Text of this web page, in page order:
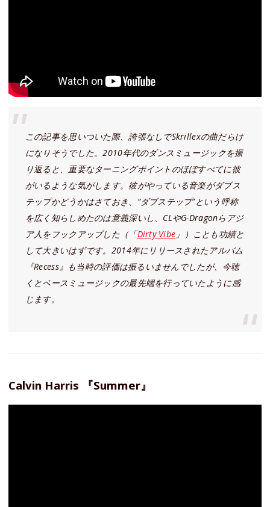
この記事を思いついた際、誇張なしでSkrillexの曲だらけ
になりそうでした。2010年代のダンスミュージックを振
り返ると、重要なターニングポイントのほぼすべてに彼
がいるような気がします。彼がやっている音楽がダブス
テップかどうかはさておき、“ダブステップ”という呼称
を広く知らしめたのは意義深いし、CLやG-Dragonらアジ
ア人をフックアップした（「Dirty Vibe 」）ことも功績と
して大きいはずです。2014年にリリースされたアルバム
『Recess』も当時の評価は振るいませんでしたが、今聴
くとベースミュージックの最先端を行っていたように感
じます。
Calvin Harris 『Summer』